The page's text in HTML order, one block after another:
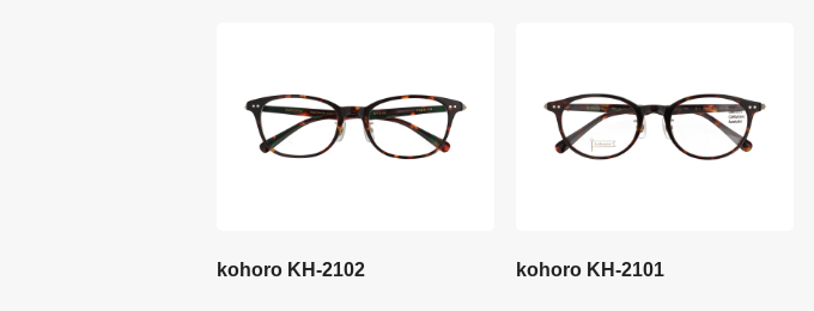
kohoro KH-2102 kohoro KH-2101